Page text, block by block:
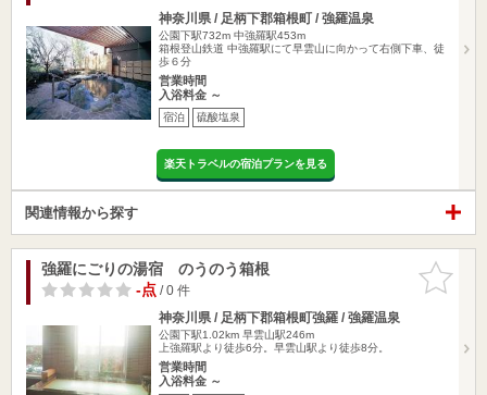
神奈川県 / 足柄下郡箱根町 / 強羅温泉
公園下駅732m 中強羅駅453m
箱根登山鉄道 中強羅駅にて早雲山に向かって右側下車、徒
歩６分
営業時間
入浴料金 ～
宿泊 硫酸塩泉
楽天トラベルの宿泊プランを見る
関連情報から探す
お気に入
りに追加
強羅にごりの湯宿 のうのう箱根
-点/ 0 件
神奈川県 / 足柄下郡箱根町強羅 / 強羅温泉
公園下駅1.02km 早雲山駅246m
上強羅駅より徒歩6分。早雲山駅より徒歩8分。
営業時間
入浴料金 ～